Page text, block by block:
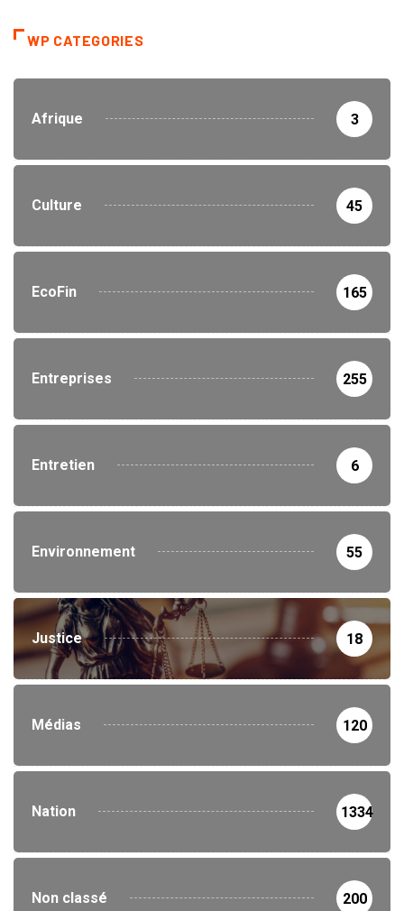
WP CATEGORIES
Afrique 3
Culture 45
EcoFin 165
Entreprises 255
Entretien 6
Environnement 55
Justice 18
Médias 120
Nation 1334
Non classé 200